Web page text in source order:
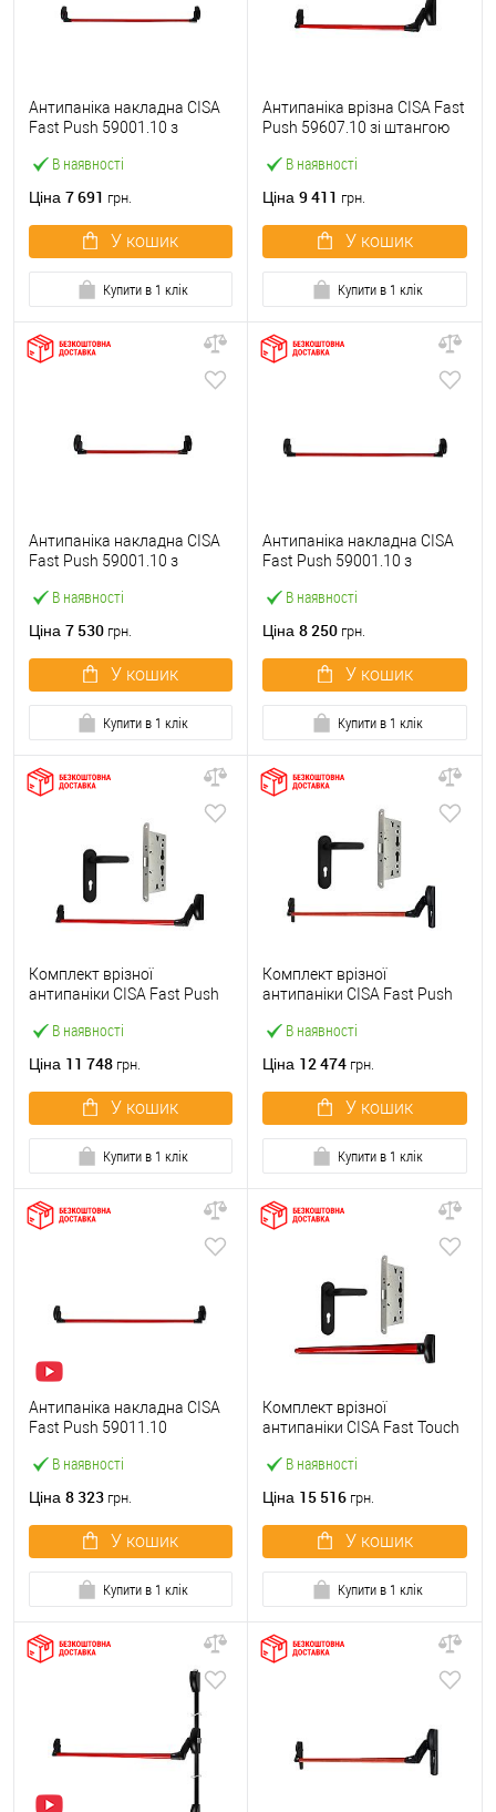
В наявності
Антипаніка накладна CISA
Fast Push 59001.10 з
мм червона
Ціна 7 691 грн.
У кошик
Купити в 1 клік
В наявності
Антипаніка врізна CISA Fast
Push 59607.10 зі штангою
Ціна 9 411 грн.
У кошик
Купити в 1 клік
В наявності
Антипаніка накладна CISA
Fast Push 59001.10 з
червона
Ціна 7 530 грн.
У кошик
Купити в 1 клік
В наявності
Антипаніка накладна CISA
Fast Push 59001.10 з
мм червона
Ціна 8 250 грн.
У кошик
Купити в 1 клік
В наявності
Комплект врізної
антипаніки CISA Fast Push
із замком та ручкою
Ціна 11 748 грн.
У кошик
Купити в 1 клік
В наявності
Комплект врізної
антипаніки CISA Fast Push
червоний із замком та
Ціна 12 474 грн.
У кошик
Купити в 1 клік
В наявності
Антипаніка накладна CISA
Fast Push 59011.10
штангою 1200 мм червона
Ціна 8 323 грн.
У кошик
Купити в 1 клік
В наявності
Комплект врізної
антипаніки CISA Fast Touch
із замком та ручкою
Ціна 15 516 грн.
У кошик
Купити в 1 клік